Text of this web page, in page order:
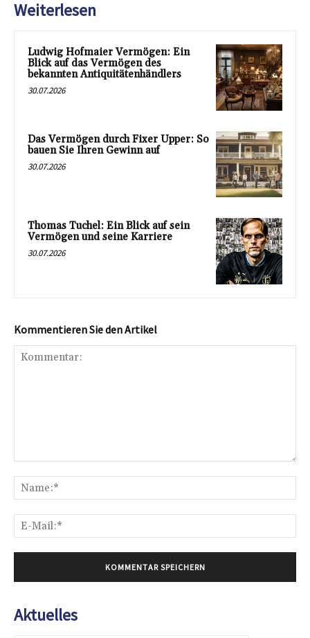
Weiterlesen
Ludwig Hofmaier Vermögen: Ein
Blick auf das Vermögen des
bekannten Antiquitätenhändlers
30.07.2026
Das Vermögen durch Fixer Upper: So
bauen Sie Ihren Gewinn auf
30.07.2026
Thomas Tuchel: Ein Blick auf sein
Vermögen und seine Karriere
30.07.2026
Kommentieren Sie den Artikel
Aktuelles